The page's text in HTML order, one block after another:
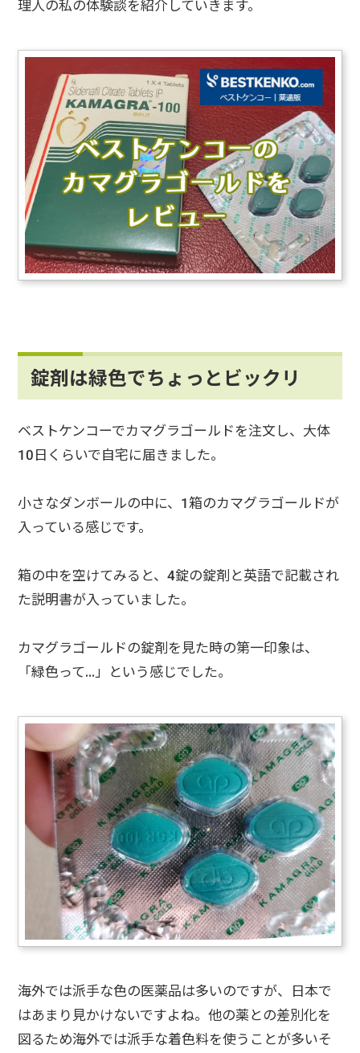
理人の私の体験談を紹介していきます。
錠剤は緑色でちょっとビックリ
ベストケンコーでカマグラゴールドを注文し、大体
10日くらいで自宅に届きました。
小さなダンボールの中に、1箱のカマグラゴールドが
入っている感じです。
箱の中を空けてみると、4錠の錠剤と英語で記載され
た説明書が入っていました。
カマグラゴールドの錠剤を見た時の第一印象は、
「緑色って…」という感じでした。
海外では派手な色の医薬品は多いのですが、日本で
はあまり見かけないですよね。他の薬との差別化を
図るため海外では派手な着色料を使うことが多いそ